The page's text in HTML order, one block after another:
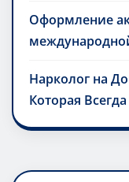
Оформление
Нарколог на
Которая